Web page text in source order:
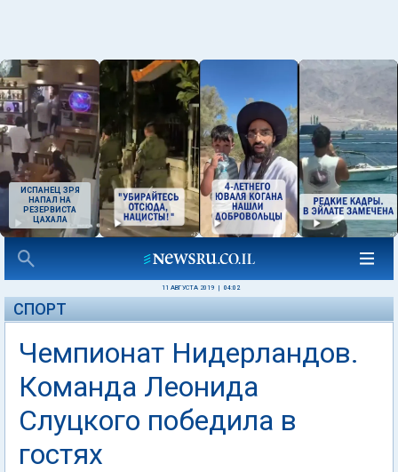
ИСПАНЕЦ ЗРЯ
НАПАЛ НА
РЕЗЕРВИСТА
ЦАХАЛА
11 АВГУСТА 2019 04:02
СПОРТ
Чемпионат Нидерландов.
Команда Леонида
Слуцкого победила в
гостях